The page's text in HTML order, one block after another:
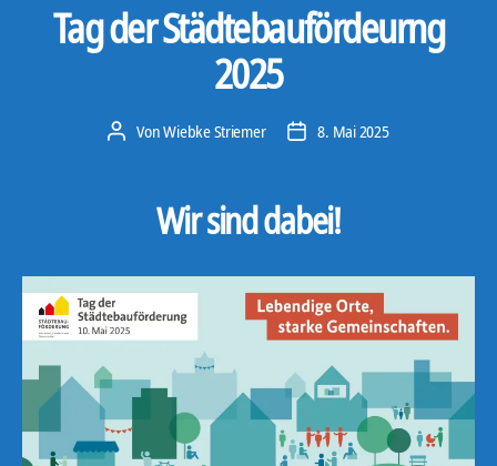
Tag der Städtebaufördeurng
2025
Beitragsautor
VonWiebke Striemer Veröffentlichungsdatum
8. Mai 2025
Wir sind dabei!